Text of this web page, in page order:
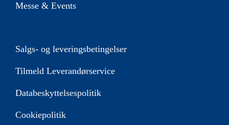
Messe & Events
Salgs- og leveringsbetingelser
Tilmeld Leverandørservice
Databeskyttelsespolitik
Cookiepolitik